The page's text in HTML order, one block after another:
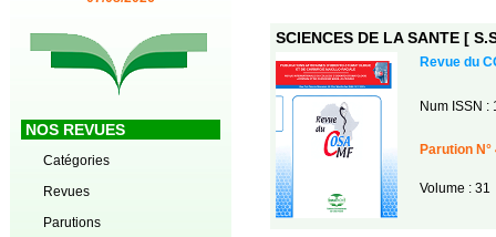
NOS REVUES
Catégories
Revues
Parutions
SCIENCES DE LA SANTE [
Revue du
Num ISSN :
Parution N°
Volume : 31